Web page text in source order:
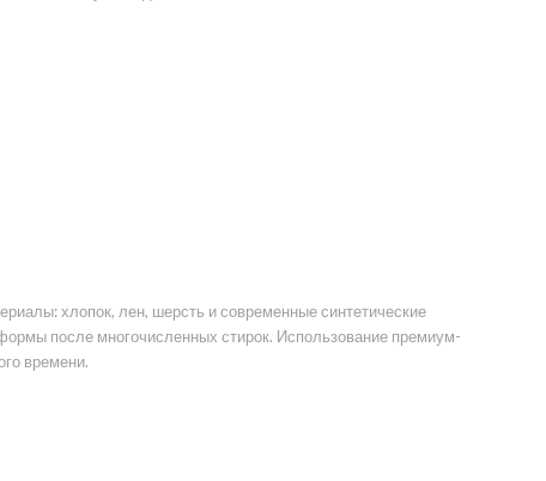
хлопок, лен, шерсть и современные синтетические
после многочисленных стирок. Использование премиум-
времени.